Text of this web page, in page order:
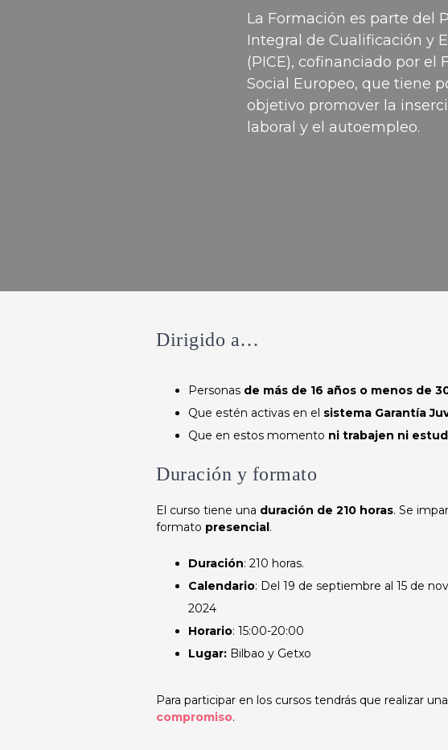
La Formación es parte del
Integral de Cualificación y
(PICE), cofinanciado por el
Social Europeo, que tiene
objetivo promover la
laboral y el autoempleo.
Dirigido a…
Personas de más de 16 años o menos de
Que estén activas en el sistema Garantía
Que en estos momento ni trabajen ni
Duración y formato
El curso tiene una duración de 210 horas. Se
formato presencial.
Duración: 210 horas.
Calendario: Del 19 de septiembre al 15 de
2024
Horario: 15:00-20:00
Lugar: Bilbao y Getxo
Para participar en los cursos tendrás que realizar una
compromiso.